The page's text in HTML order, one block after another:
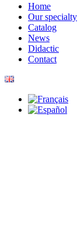
Home
Our specialty
Catalog
News
Didactic
Contact